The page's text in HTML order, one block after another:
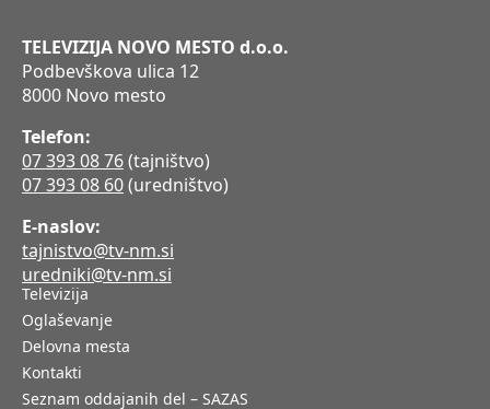
TELEVIZIJA NOVO MESTO d.o.o.
Podbevškova ulica 12
8000 Novo mesto
Telefon:
07 393 08 76(tajništvo)
07 393 08 60(uredništvo)
E-naslov:
tajnistvo@tv-nm.si
uredniki@tv-nm.si
Televizija
Oglaševanje
Delovna mesta
Kontakti
Seznam oddajanih del – SAZAS